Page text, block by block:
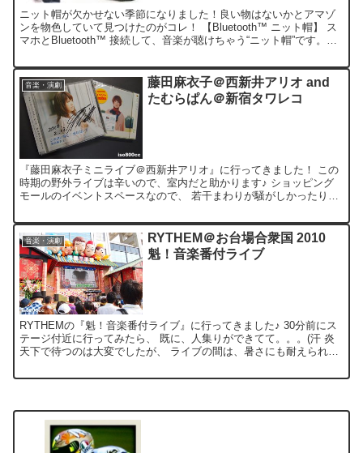
ニット帽が欠かせない季節になりました！良い物はないかとアマゾ
ンを物色していて見つけたのがコレ！ 【Bluetooth™ ニット帽】 ス
マホとBluetooth™ 接続して、音楽が聴けちゃう“ニット帽”です。価
音楽・演劇
藤田麻衣子＠西新井アリオ and
たむらぱん＠新宿タワレコ
『藤田麻衣子ミニライブ＠西新井アリオ』に行ってきました！ この
時期の野外ライブは辛いので、室内だと助かります♪ ショッピング
モールのイベントスペースなので、 若干まわりが騒がしかったりも
音楽・演劇
RYTHEM＠お台場合衆国 2010
魁！音楽番付ライブ
RYTHEMの『魁！音楽番付ライブ』に行ってきました♪ 30分前にス
テージ付近に行ってみたら、 既に、人集りができてて。。。(汗 炎
天下で待つのは大変でしたが、 ライブの間は、暑さにも耐えられる